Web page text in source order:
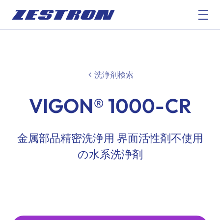
洗浄剤検索
VIGON® 1000-CR
金属部品精密洗浄用 界面活性剤不使用
の水系洗浄剤